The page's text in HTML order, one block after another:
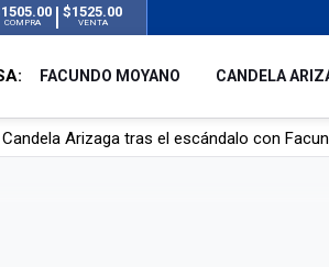
COMPRA
$1525.00
VENTA
FACUNDO MOYANO CANDELA
por su novia en San Luis: pasó seis